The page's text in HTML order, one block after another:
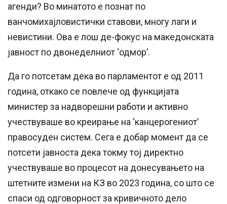
агенди? Во минатото е познат по
ванчомихајловистички ставови, многу лаги и
невистини. Ова е лош де-фокус на македонската
јавност по двонеделниот ‘одмор’.
Да го потсетам дека во парламентот е од 2011
година, откако се повлече од функцијата
министер за надворешни работи и активно
учествуваше во креирање на ‘канцерогениот’
правосуден систем. Сега е добар момент да се
потсети јавноста дека токму тој директно
учествуваше во процесот на донесувањето на
штетните измени на КЗ во 2023 година, со што се
спаси од одговорност за кривичното дело